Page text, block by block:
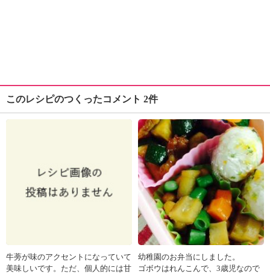
このレシピのつくったコメント 2件
牛蒡が味のアクセントになっていて
美味しいです。ただ、個人的には甘
幼稚園のお弁当にしました。
ゴボウはれんこんで、3歳児なので